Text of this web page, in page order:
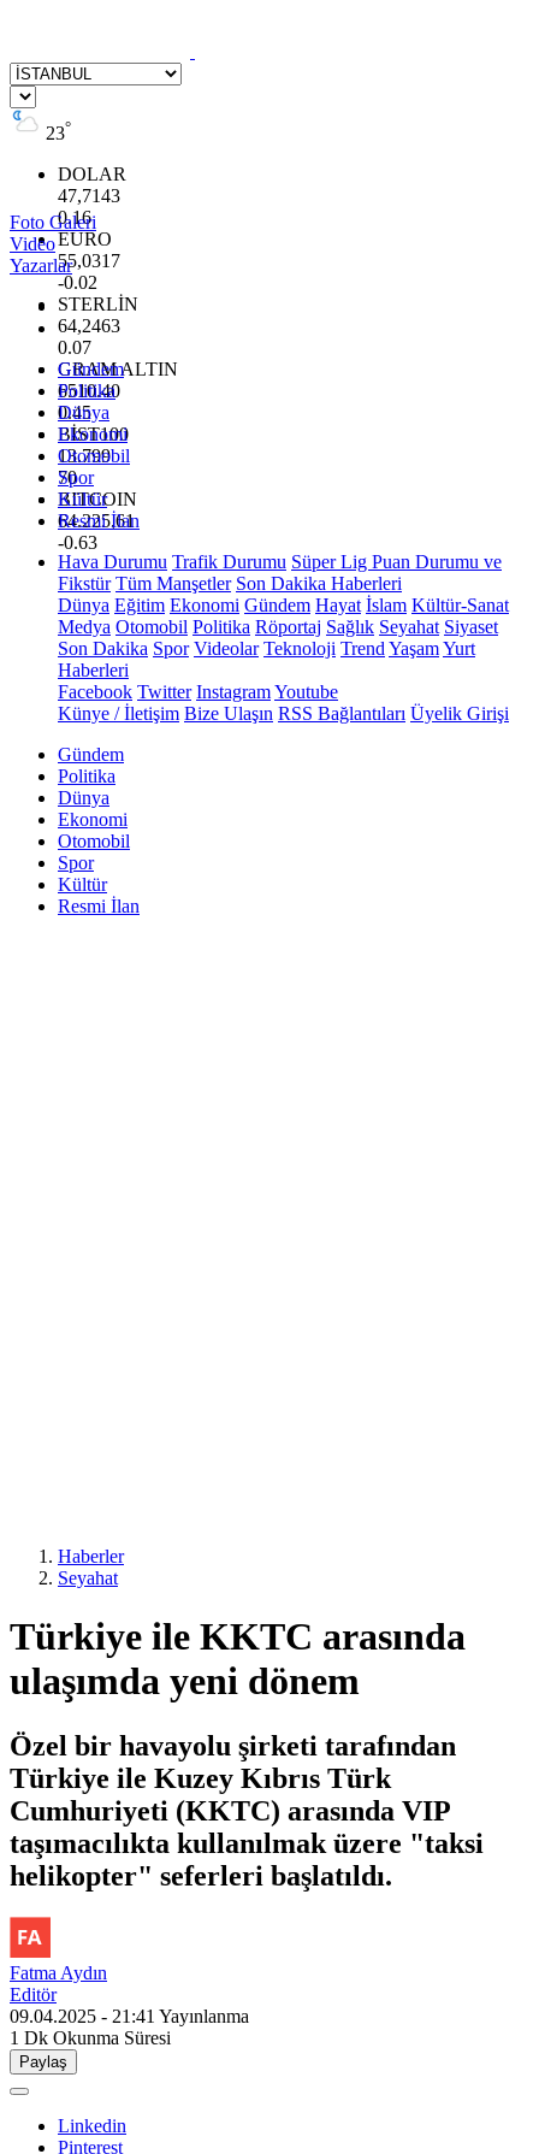
23°
DOLAR
47,7143
0.16
EURO
55,0317
-0.02
STERLİN
64,2463
0.07
GRAM ALTIN
6510.40
0.45
BİST100
13.799
70
BITCOIN
64.225,61
-0.63
Foto Galeri
Video
Yazarlar
Gündem
Politika
Dünya
Ekonomi
Otomobil
Spor
Kültür
Resmi İlan
Hava Durumu Trafik Durumu Süper Lig Puan Durumu ve
Fikstür Tüm Manşetler Son Dakika Haberleri
Dünya Eğitim Ekonomi Gündem Hayat İslam Kültür-Sanat
Medya Otomobil Politika Röportaj Sağlık Seyahat Siyaset
Son Dakika Spor Videolar Teknoloji Trend YaşamYurt
Haberleri
Facebook Twitter InstagramYoutube
Künye / İletişim Bize Ulaşın RSS Bağlantıları Üyelik Girişi
Gündem
Politika
Dünya
Ekonomi
Otomobil
Spor
Kültür
Resmi İlan
Haberler
Seyahat
Türkiye ile KKTC arasında
ulaşımda yeni dönem
Özel bir havayolu şirketi tarafından
Türkiye ile Kuzey Kıbrıs Türk
Cumhuriyeti (KKTC) arasında VIP
taşımacılıkta kullanılmak üzere "taksi
helikopter" seferleri başlatıldı.
Fatma Aydın
Editör
09.04.2025 - 21:41 Yayınlanma
1 Dk Okunma Süresi
Paylaş
Linkedin
Pinterest